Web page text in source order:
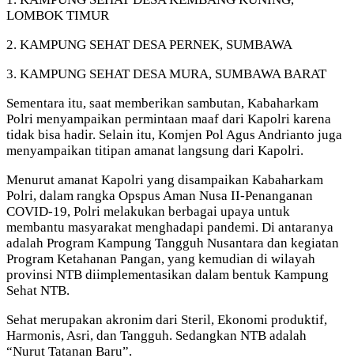
LOMBOK TIMUR
2. KAMPUNG SEHAT DESA PERNEK, SUMBAWA
3. KAMPUNG SEHAT DESA MURA, SUMBAWA BARAT
Sementara itu, saat memberikan sambutan, Kabaharkam
Polri menyampaikan permintaan maaf dari Kapolri karena
tidak bisa hadir. Selain itu, Komjen Pol Agus Andrianto juga
menyampaikan titipan amanat langsung dari Kapolri.
Menurut amanat Kapolri yang disampaikan Kabaharkam
Polri, dalam rangka Opspus Aman Nusa II-Penanganan
COVID-19, Polri melakukan berbagai upaya untuk
membantu masyarakat menghadapi pandemi. Di antaranya
adalah Program Kampung Tangguh Nusantara dan kegiatan
Program Ketahanan Pangan, yang kemudian di wilayah
provinsi NTB diimplementasikan dalam bentuk Kampung
Sehat NTB.
Sehat merupakan akronim dari Steril, Ekonomi produktif,
Harmonis, Asri, dan Tangguh. Sedangkan NTB adalah
“Nurut Tatanan Baru”.